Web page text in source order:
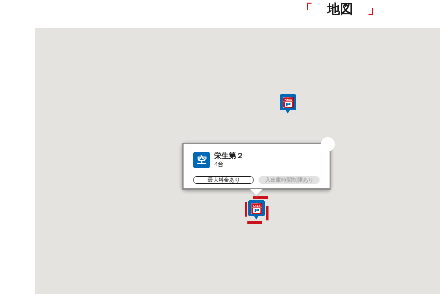
地図
空 栄生第２
4台
最大料金あり 入出庫時間制限あり